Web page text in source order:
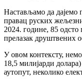
Настављамо да дајемо
правац руских
2024. године, 85 одсто
прелазак друштвених
У овом контексту,
18,5 милијарди
аутопут, неколико